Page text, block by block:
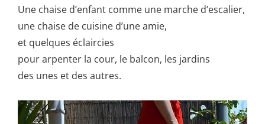
Une chaise d’enfant comme une marche d’escalier,
une chaise de cuisine d’une amie,
et quelques éclaircies
pour arpenter la cour, le balcon, les jardins
des unes et des autres.